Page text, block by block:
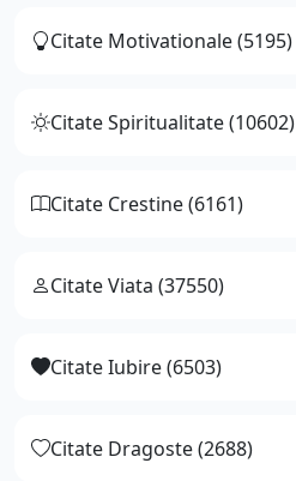
Citate Motivationale (5195)
Citate Spiritualitate (10602)
Citate Crestine (6161)
Citate Viata (37550)
Citate Iubire (6503)
Citate Dragoste (2688)